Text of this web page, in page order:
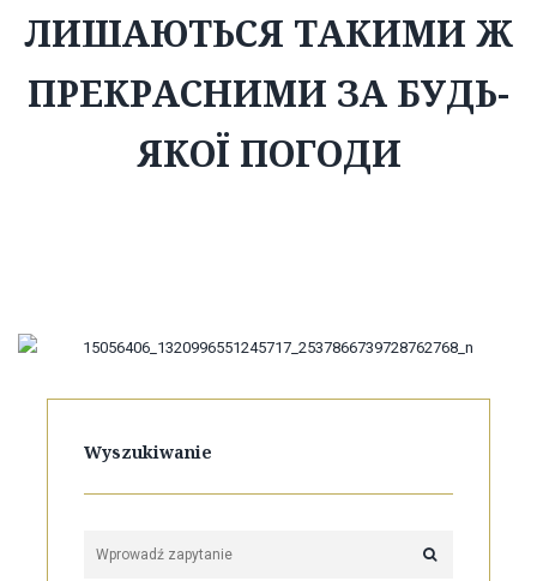
ЛИШАЮТЬСЯ ТАКИМИ Ж
ПРЕКРАСНИМИ ЗА БУДЬ-
ЯКОЇ ПОГОДИ
Wyszukiwanie